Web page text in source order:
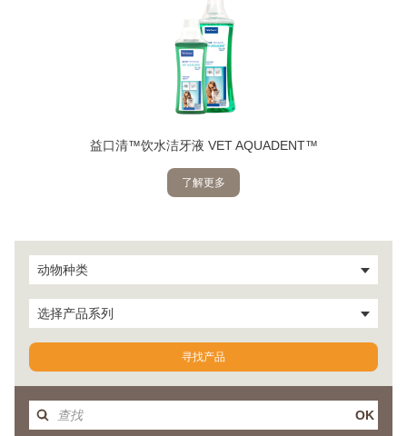
益口清™饮水洁牙液 VET AQUADENT™
了解更多
动物种类
选择产品系列
寻找产品
OK